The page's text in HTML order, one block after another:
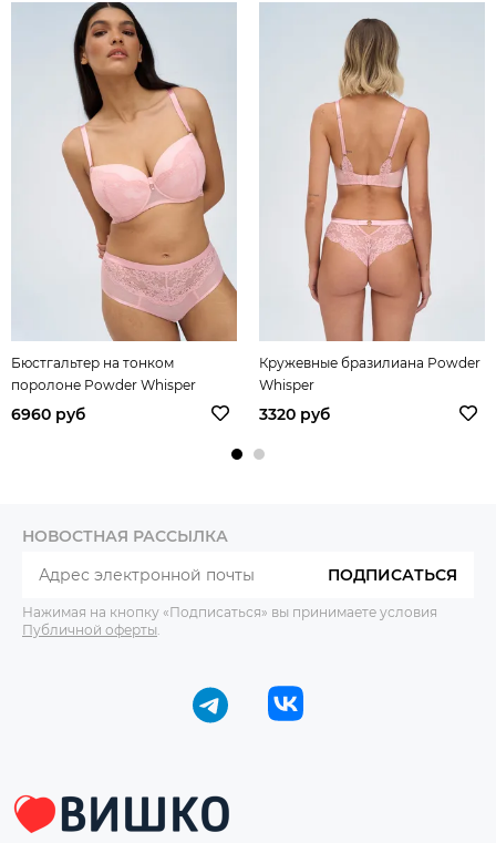
Бюстгальтер на тонком
поролоне Powder Whisper
6960 руб
Кружевные бразилиана Powder
Whisper
3320 руб
НОВОСТНАЯ РАССЫЛКА
ПОДПИСАТЬСЯ
Нажимая на кнопку «Подписаться» вы принимаете условия
Публичной оферты